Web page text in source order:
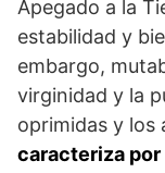
Apegado a la
estabilidad y
embargo,
virginidad y la
oprimidas y los
caracteriza